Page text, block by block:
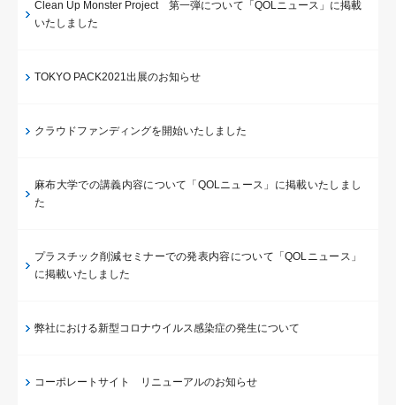
Clean Up Monster Project 第一弾について「QOLニュース」に掲載
いたしました
TOKYO PACK2021出展のお知らせ
クラウドファンディングを開始いたしました
麻布大学での講義内容について「QOLニュース」に掲載いたしまし
た
プラスチック削減セミナーでの発表内容について「QOLニュース」
に掲載いたしました
弊社における新型コロナウイルス感染症の発生について
コーポレートサイト リニューアルのお知らせ